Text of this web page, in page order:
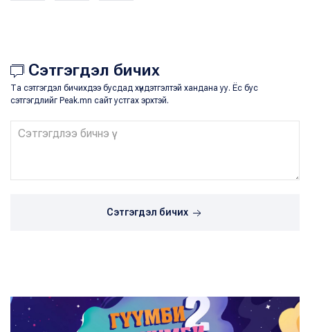
Сэтгэгдэл бичих
Та сэтгэгдэл бичихдээ бусдад хүндэтгэлтэй хандана уу. Ёс бус
сэтгэгдлийг Peak.mn сайт устгах эрхтэй.
Сэтгэгдэл бичих